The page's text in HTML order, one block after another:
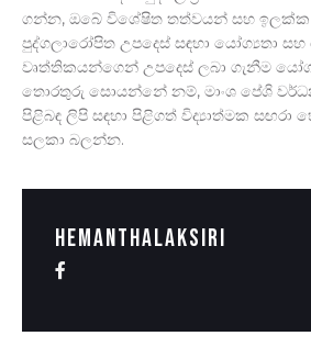
ගන්න, ඔබේ විශේෂිත තත්වයන් සහ ඉලක්ක
පුද්ගලාරෝපිත උපදෙස් සඳහා යෝග්‍යතා
වෘත්තිකයන්ගෙන් උපදෙස් ලබා ගැනීම
තොරතුරු සොයන්නේ නම්, මාංශ පේශි
පිළිබඳ ලිපි සඳහා පිළිගත් විද්‍යාත්මක සඟරා
සලකා බලන්න.
hemanthalaksiri